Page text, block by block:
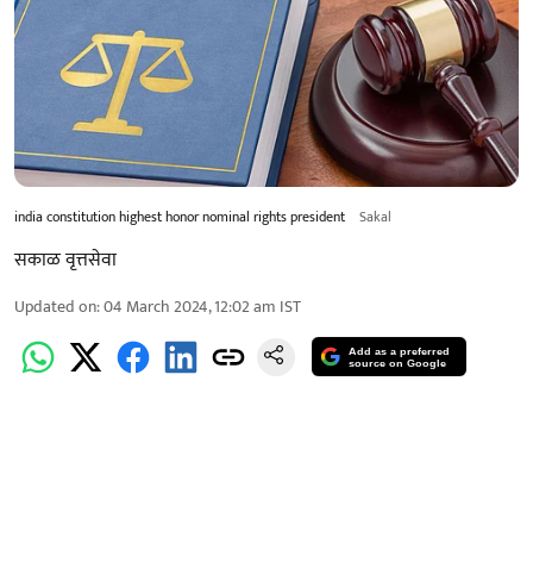
india constitution highest honor nominal rights president Sakal
सकाळ वृत्तसेवा
Updated on:04 March 2024, 12:02 am IST
Add as a preferred
source on Google